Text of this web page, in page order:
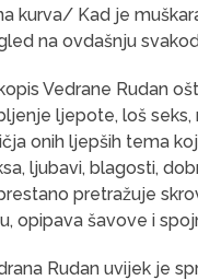
kurva/ Kad je
na ovdašnju
Vedrane Rudan
ljepote, loš seks,
onih ljepših tema
ljubavi, blagosti,
pretražuje
opipava šavove i
Rudan uvijek je